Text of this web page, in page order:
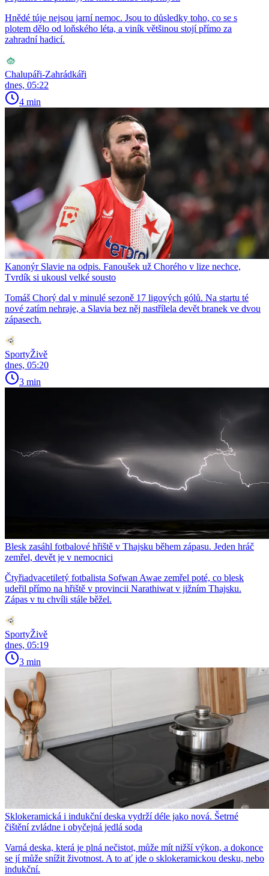
Hnědé túje nejsou jarní nemoc. Jsou to důsledky toho, co se s
plotem dělo od loňského léta, a viník většinou stojí přímo za
zahradní hadicí.
Chalupáři-Zahrádkáři
dnes, 05:22
4 min
Kanonýr Slavie na odpis. Fanoušek už Chorého v lize nechce,
Tvrdík si ukousl velké sousto
Tomáš Chorý dal v minulé sezoně 17 ligových gólů. Na startu té
nové zatím nehraje, a Slavia bez něj nastřílela devět branek ve dvou
zápasech.
SportyŽivě
dnes, 05:20
3 min
Blesk zasáhl fotbalové hřiště v Thajsku během zápasu. Jeden hráč
zemřel, devět je v nemocnici
Čtyřiadvacetiletý fotbalista Sofwan Awae zemřel poté, co blesk
udeřil přímo na hřiště v provincii Narathiwat v jižním Thajsku.
Zápas v tu chvíli stále běžel.
SportyŽivě
dnes, 05:19
3 min
Sklokeramická i indukční deska vydrží déle jako nová. Šetrné
čištění zvládne i obyčejná jedlá soda
Varná deska, která je plná nečistot, může mít nižší výkon, a dokonce
se jí může snížit životnost. A to ať jde o sklokeramickou desku, nebo
indukční.